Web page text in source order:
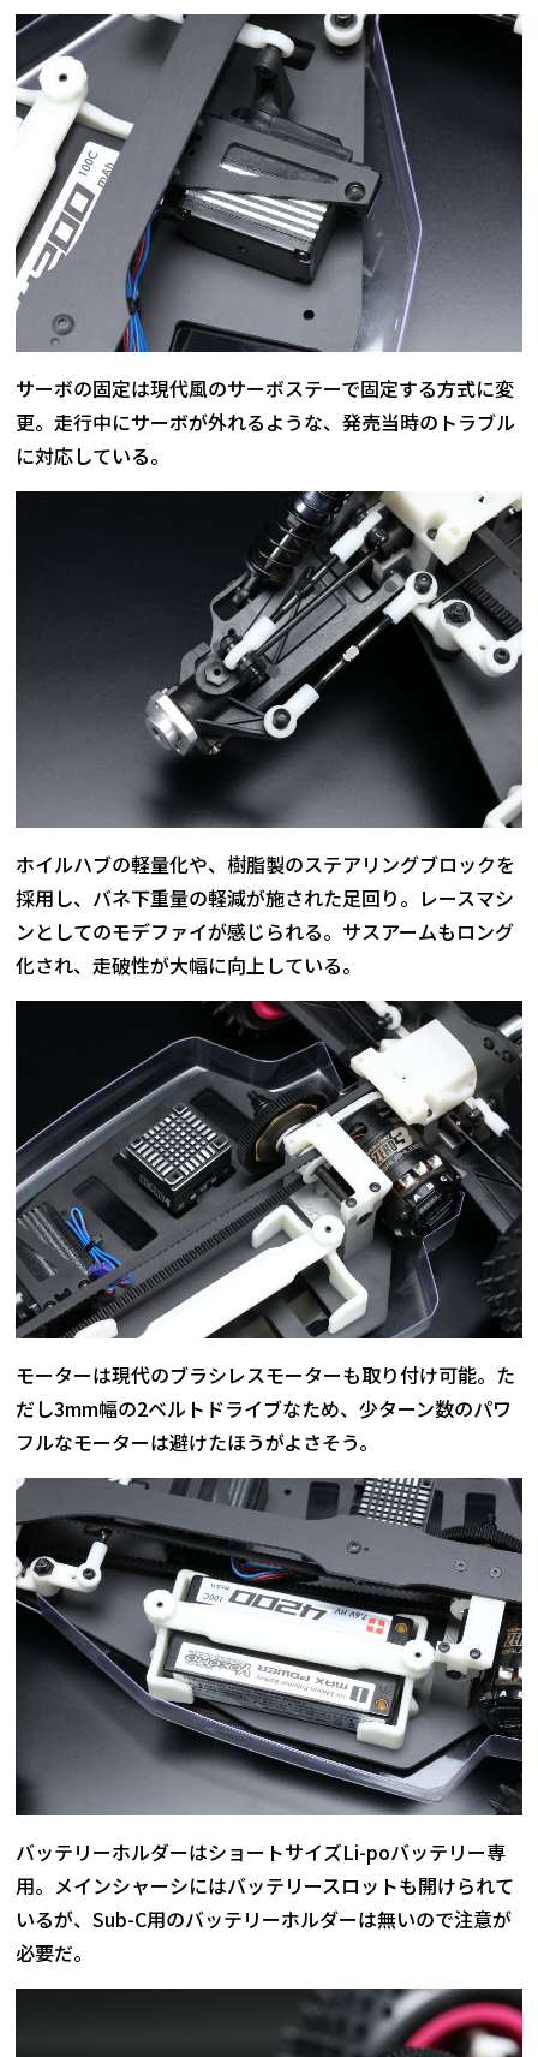
サーボの固定は現代風のサーボステーで固定する方式に変
更。走行中にサーボが外れるような、発売当時のトラブル
に対応している。
ホイルハブの軽量化や、樹脂製のステアリングブロックを
採用し、バネ下重量の軽減が施された足回り。レースマシ
ンとしてのモデファイが感じられる。サスアームもロング
化され、走破性が大幅に向上している。
モーターは現代のブラシレスモーターも取り付け可能。た
だし3mm幅の2ベルトドライブなため、少ターン数のパワ
フルなモーターは避けたほうがよさそう。
バッテリーホルダーはショートサイズLi-poバッテリー専
用。メインシャーシにはバッテリースロットも開けられて
いるが、Sub-C用のバッテリーホルダーは無いので注意が
必要だ。